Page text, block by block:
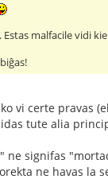
malfacile vidi
vi certe pravas
tute alia
ne signifas
ne havas la